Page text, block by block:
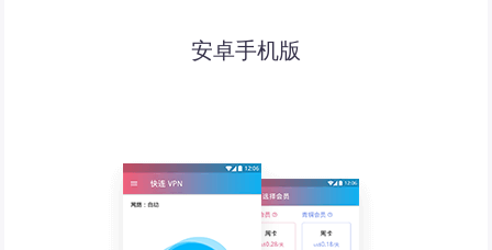
安卓手机版